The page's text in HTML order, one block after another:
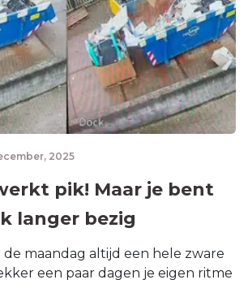
2025
pik! Maar je bent
langer bezig
maandag altijd een hele zware
een paar dagen je eigen ritme